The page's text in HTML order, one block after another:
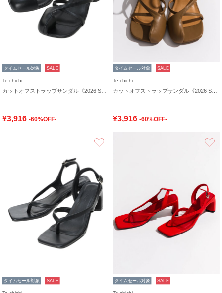
タイムセール対象 SALE
Te chichi
¥3,916 -60%OFF-
タイムセール対象 SALE
Te chichi
¥3,916 -60%OFF-
タイムセール対象 SALE タイムセール対象 SALE